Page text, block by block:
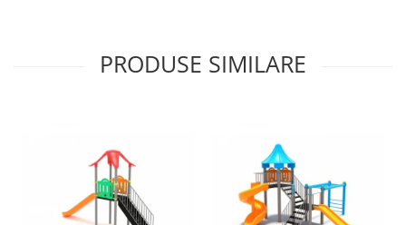
PRODUSE SIMILARE